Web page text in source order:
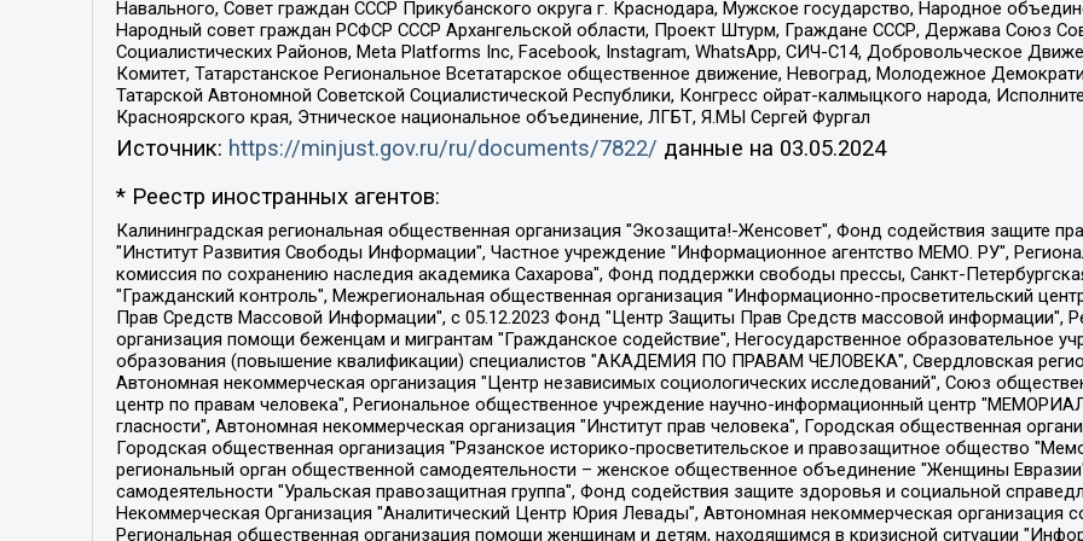
Навального, Совет граждан СССР Прикубанского округа г. Краснодара, Мужское государство, Народное
Народный совет граждан РСФСР СССР Архангельской области, Проект Штурм, Граждане СССР, Держава Союз
Социалистических Районов, Meta Platforms Inc, Facebook, Instagram, WhatsApp, СИЧ-С14, Добровольческое
Комитет, Татарстанское Региональное Всетатарское общественное движение, Невоград, Молодежное
Татарской Автономной Советской Социалистической Республики, Конгресс ойрат-калмыцкого народа,
Красноярского края, Этническое национальное объединение, ЛГБТ, Я.МЫ Сергей Фургал
Источник: https://minjust.gov.ru/ru/documents/7822/ данные на 03.05.2024
* Реестр иностранных агентов:
Калининградская региональная общественная организация "Экозащита!-Женсовет", Фонд содействия защите прав и свобод граждан "Общественный вердикт", Фонд "Институт Развития Свободы Информации", Частное учреждение "Информационное агентство МЕМО. РУ", Региональная общественная организация "Общественная комиссия по сохранению наследия академика Сахарова", Фонд поддержки свободы прессы, Санкт-Петербургская общественная правозащитная организация "Гражданский контроль", Межрегиональная общественная организация "Информационно-просветительский центр "Мемориал", Региональный Фонд "Центр Защиты Прав Средств Массовой Информации", с 05.12.2023 Фонд "Центр Защиты Прав Средств массовой информации", Региональная общественная благотворительная организация помощи беженцам и мигрантам "Гражданское содействие", Негосударственное образовательное учреждение дополнительного профессионального образования (повышение квалификации) специалистов "АКАДЕМИЯ ПО ПРАВАМ ЧЕЛОВЕКА", Свердловская региональная общественная организация "Сутяжник", Автономная некоммерческая организация "Центр независимых социологических исследований", Союз общественных объединений "Российский исследовательский центр по правам человека", Региональное общественное учреждение научно-информационный центр "МЕМОРИАЛ", Некоммерческая организация "Фонд защиты гласности", Автономная некоммерческая организация "Институт прав человека", Городская общественная организация "Екатеринбургское общество "МЕМОРИАЛ", Городская общественная организация "Рязанское историко-просветительское и правозащитное общество "Мемориал" (Рязанский Мемориал), Челябинский региональный орган общественной самодеятельности – женское общественное объединение "Женщины Евразии", Челябинский региональный орган общественной самодеятельности "Уральская правозащитная группа", Фонд содействия защите здоровья и социальной справедливости имени Андрея Рылькова, Автономная Некоммерческая Организация "Аналитический Центр Юрия Левады", Автономная некоммерческая организация социальной поддержки населения "Проект Апрель", Региональная общественная организация помощи женщинам и детям, находящимся в кризисной ситуации "Информационно-методический центр "Анна", Фонд содействия развитию массовых коммуникаций и правовому просвещению "Так-так-Так", Фонд содействия устойчивому развитию "Серебряная тайга", Свердловский региональный общественный фонд социальных проектов "Новое время", "Idel.Реалии", Кавказ.Реалии, Крым.Реалии, Телеканал Настоящее Время, Татаро-башкирская служба Радио Свобода (Azatliq Radiosi), Радио Свободная Европа/Радио Свобода (PCE/PC), "Сибирь.Реалии", "Фактограф", Благотворительный фонд помощи осужденным и их семьям, Автономная некоммерческая организация "Институт глобализации и социальных движений", Фонд "В защиту прав заключенных", Частное учреждение "Центр поддержки и содействия развитию средств массовой информации", Пензенский региональный общественный благотворительный фонд "Гражданский союз", "Север.Реалии", Некоммерческая организация Фонд "Правовая инициатива", Общество с ограниченной ответственностью "Радио Свободная Европа/Радио Свобода", Чешское информационное агентство "MEDIUM-ORIENT", Красноярская региональная общественная организация "Мы против СПИДа", Камалягин Денис Николаевич, Маркелов Сергей Евгеньевич, Пономарев Лев Александрович, Савицкая Людмила Алексеевна, Автономная некоммерческая организация "Центр по работе с проблемой насилия "НАСИЛИЮ.НЕТ", Межрегиональный профессиональный союз работников здравоохранения "Альянс врачей", Юридическое лицо, зарегистрированное в Латвийской Республике, SIA "Medusa Project" (регистрационный номер 40103797863, дата регистрации 10.06.2014), Некоммерческая организация "Фонд по борьбе с коррупцией", Автономная некоммерческая организация "Институт права и публичной политики", Баданин Роман Сергеевич, Гликин Максим Александрович, Железнова Мария Михайловна, Лукьянова Юлия Сергеевна, Маетная Елизавета Витальевна, Маняхин Петр Борисович, Чуракова Ольга Владимировна, Ярош Юлия Петровна, Юридическое лицо "The Insider SIA", зарегистрированное в Риге, Латвийская Республика (дата регистрации 26.06.2015), являющееся администратором доменного имени интернет-издания "The Insider SIA", https://theins.ru, Постернак Алексей Евгеньевич, Рубин Михаил Аркадьевич, Анин Роман Александрович, Юридическое лицо Istories fonds, зарегистрированное в Латвийской Республике (регистрационный номер 50008295751, дата регистрации 24.02.2020), Великовский Дмитрий Александрович, Долинина Ирина Николаевна, Мароховская Алеся Алексеевна, Шлейнов Роман Юрьевич, Шмагун Олеся Валентиновна, Общество с ограниченной ответственностью "Альтаир 2021", Общество с ограниченной ответственностью "Вега 2021", Общество с ограниченной ответственностью "Главный редактор 2021", Общество с ограниченной ответственностью "Ромашки монолит", Важенков Артем Валерьевич, Ивановская областная общественная организация "Центр гендерных исследований", Гурман Юрий Альбертович, Медиапроект "ОВД-Инфо", Егоров Владимир Владимирович, Жилинский Владимир Александрович, Общество с ограниченной ответственностью "ЗП", Иванова София Юрьевна, Карезина Инна Павловна, Кильтау Екатерина Викторовна, Петров Алексей Викторович, Пискунов Сергей Евгеньевич, Смирнов Сергей Сергеевич, Тихонов Михаил Сергеевич, Общество с ограниченной ответственностью "ЖУРНАЛИСТ-ИНОСТРАННЫЙ АГЕНТ", Арапова Галина Юрьевна, Вольтская Татьяна Анатольевна, Американская компания "Mason G.E.S. Anonymous Foundation" (США), являющаяся владельцем интернет-издания https://mnews.world/, Компания "Stichting Bellingcat", зарегистрированная в Нидерландах (дата регистрации 11.07.2018), Захаров Андрей Вячеславович, Клепиковская Екатерина Дмитриевна, Общество с ограниченной ответственностью "МЕМО", Перл Роман Александрович, Симонов Евгений Алексеевич, Соловьева Елена Анатольевна, Сотников Даниил Владимирович, Сурначева Елизавета Дмитриевна, Автономная некоммерческая организация по защите прав человека и информированию населения "Якутия – Наше Мнение", Общество с ограниченной ответственностью "Москоу диджитал медиа", с 26.01.2023 Общество с ограниченной ответственностью "Чайка Белые сады", Ветошкина Валерия Валерьевна, Заговора Максим Александрович, Межрегиональное общественное движение "Российская ЛГБТ - сеть", Оленичев Максим Владимирович, Павлов Иван Юрьевич, Скворцова Елена Сергеевна, Общество с ограниченной ответственностью "Как бы инагент", Кочетков Игорь Викторович, Общество с ограниченной ответственностью "Честные выборы", Еланчик Олег Александрович, Общество с ограниченной ответственностью "Нобелевский призыв", Гималова Регина Эмилевна, Григорьев Андрей Валерьевич, Григорьева Алина Александровна, Ассоциация по содействию защите прав призывников, альтернативнослужащих и военнослужащих "Правозащитная группа